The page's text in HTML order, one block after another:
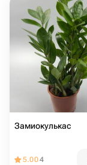
Замиокулькас
5.004